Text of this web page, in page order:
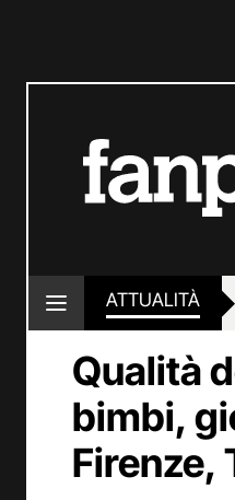
ATTUALITÀ
Qualità
bimbi,
Firenze,